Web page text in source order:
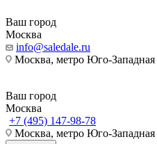
Ваш город
Москва
info@saledale.ru
Москва, метро Юго-Западная
Ваш город
Москва
+7 (495) 147-98-78
Москва, метро Юго-Западная